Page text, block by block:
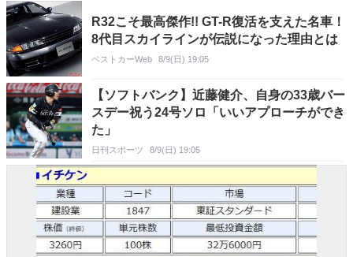
R32こそ最高傑作!! GT-R復活を支えた名車！
8代目スカイラインが伝説になった理由とは
ベストカーWeb 8/9(日) 19:05
【ソフトバンク】近藤健介、自身の33歳バー
スデー祝う24号ソロ「いいアプローチができ
た」
日刊スポーツ 8/9(日) 19:05